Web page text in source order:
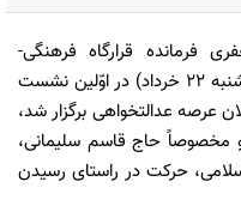
فرمانده قرارگاه فرهنگی-
اجتماعی بقیه‌الله(عج) ، صبح امروز (پنجشنبه ۲۲ خرداد) در اوّلین نشست
عرصه عدالتخواهی برگزار شد،
و مخصوصاً حاج قاسم سلیمانی،
حرکت در راستای رسیدن